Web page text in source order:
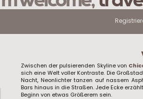
Zwischen der pulsierenden Skyline von
sich eine Welt voller Kontraste. Die
Nacht, Neonlichter tanzen auf nassem
Bars hinaus in die Straßen. Jede Ecke
Beginn von etwas Größerem sein.